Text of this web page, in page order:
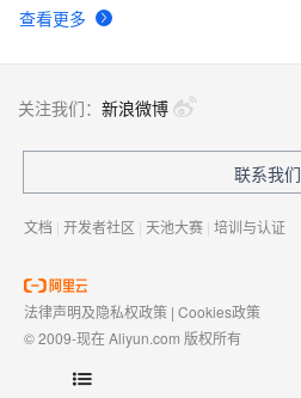
查看更多
关注我们： 新浪微博
联系我们
文档 | 开发者社区 | 天池大赛 | 培训与认证
法律声明及隐私权政策 | Cookies政策
© 2009-现在 Aliyun.com 版权所有
域名注册服务机构许可：